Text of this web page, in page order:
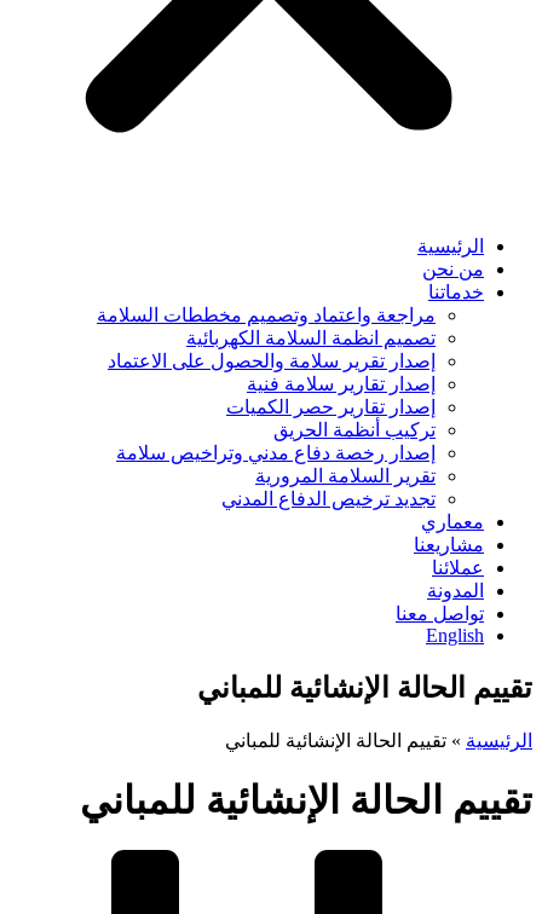
الرئيسية
من نحن
خدماتنا
مراجعة واعتماد وتصميم مخططات السلامة
تصميم انظمة السلامة الكهربائية
إصدار تقرير سلامة والحصول على الاعتماد
إصدار تقارير سلامة فنية
إصدار تقارير حصر الكميات
تركيب أنظمة الحريق
إصدار رخصة دفاع مدني وتراخيص سلامة
تقرير السلامة المرورية
تجديد ترخيص الدفاع المدني
معماري
مشاريعنا
عملائنا
المدونة
تواصل معنا
English
تقييم الحالة الإنشائية للمباني
الرئيسية » تقييم الحالة الإنشائية للمباني
تقييم الحالة الإنشائية للمباني